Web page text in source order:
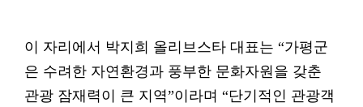
이 자리에서 박지희 올리브스타 대표는 “가평군
은 수려한 자연환경과 풍부한 문화자원을 갖춘
관광 잠재력이 큰 지역”이라며 “단기적인 관광객